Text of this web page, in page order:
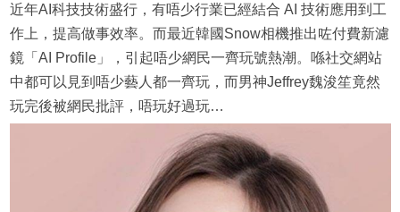
近年AI科技技術盛行，有唔少行業已經結合 AI 技術應用到工
作上，提高做事效率。而最近韓國Snow相機推出咗付費新濾
鏡「AI Profile」，引起唔少網民一齊玩號熱潮。喺社交網站
中都可以見到唔少藝人都一齊玩，而男神Jeffrey魏浚笙竟然
玩完後被網民批評，唔玩好過玩…